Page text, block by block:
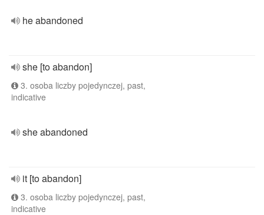
he abandoned
she [to abandon]
3. osoba liczby pojedynczej, past,
indicative
she abandoned
it [to abandon]
3. osoba liczby pojedynczej, past,
indicative